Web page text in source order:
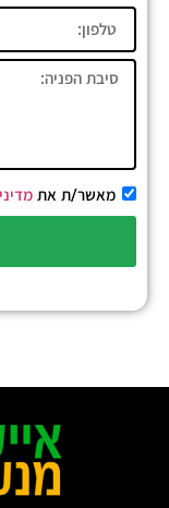
מאשר/ת את